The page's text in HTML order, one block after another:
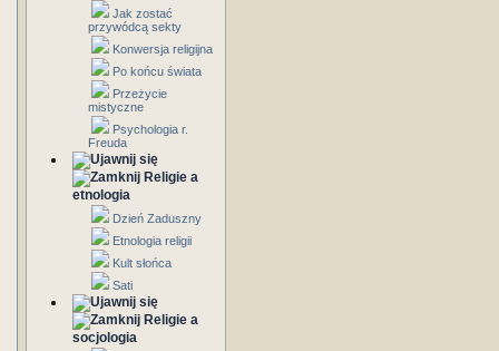
Jak zostać
przywódcą sekty
Konwersja religijna
Po końcu świata
Przeżycie
mistyczne
Psychologia r.
Freuda
Religie a
etnologia
Dzień Zaduszny
Etnologia religii
Kult słońca
Sati
Religie a
socjologia